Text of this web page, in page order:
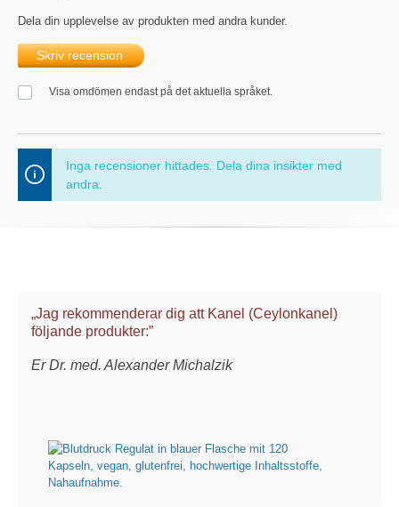
Dela din upplevelse av produkten med andra kunder.
Skriv recension
Visa omdömen endast på det aktuella språket.
Inga recensioner hittades. Dela dina insikter med
andra.
„Jag rekommenderar dig att Kanel (Ceylonkanel)
följande produkter:”
Er Dr. med. Alexander Michalzik